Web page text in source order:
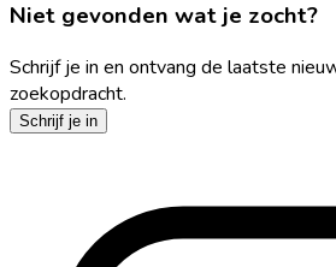
Niet gevonden wat je zocht?
Schrijf je in en ontvang de laatste
zoekopdracht.
Schrijf je in